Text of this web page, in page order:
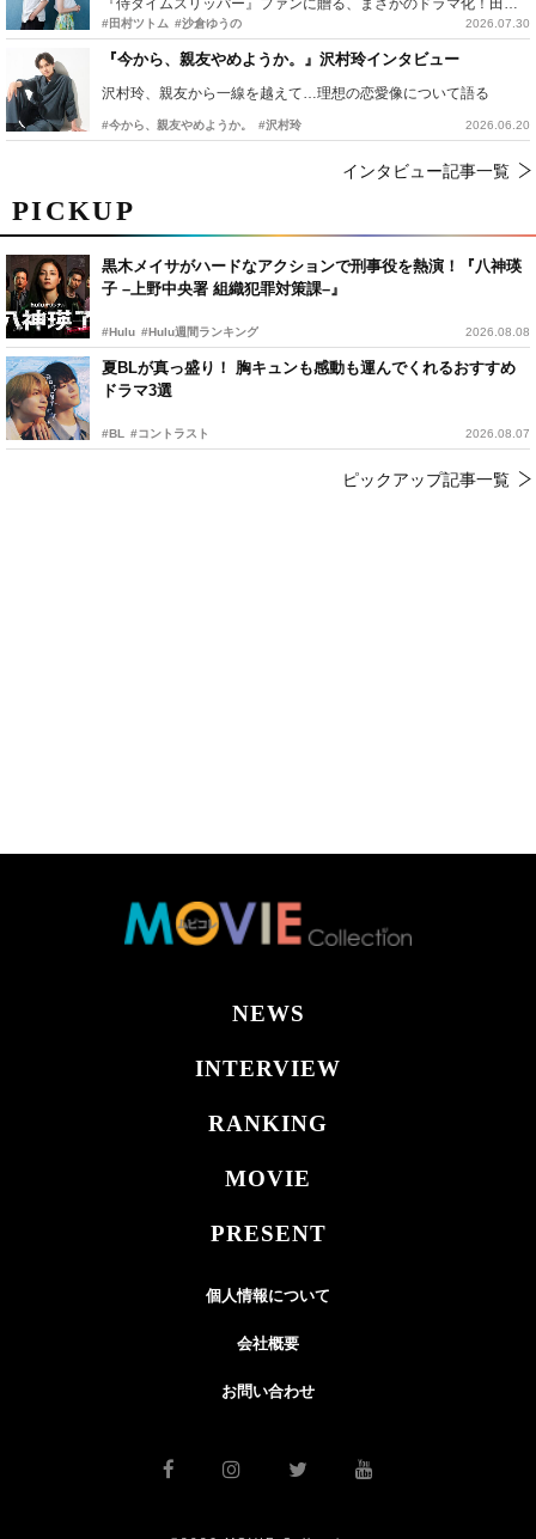
PICKUP
黒木メイサがハードなアクションで刑事役を熱演！『八神瑛
子 –上野中央署 組織犯罪対策課–』
#Hulu #Hulu週間ランキング 2026.08.08
夏BLが真っ盛り！ 胸キュンも感動も運んでくれるおすすめ
ドラマ3選
#BL #コントラスト 2026.08.07
ピックアップ記事一覧
#田村ツトム #沙倉ゆうの 2026.07.30
『今から、親友やめようか。』沢村玲インタビュー
沢村玲、親友から一線を越えて…理想の恋愛像について語る
#今から、親友やめようか。 #沢村玲 2026.06.20
インタビュー記事一覧
NEWS
INTERVIEW
RANKING
MOVIE
PRESENT
個人情報について
会社概要
お問い合わせ